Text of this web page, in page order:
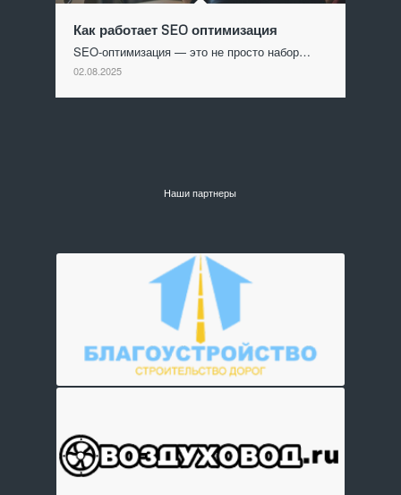
Как работает SEO оптимизация
SEO-оптимизация — это не просто набор…
02.08.2025
Наши партнеры